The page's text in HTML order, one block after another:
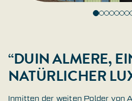
“DUIN ALMERE,
NATÜRLICHER
Inmitten der weiten Polder von